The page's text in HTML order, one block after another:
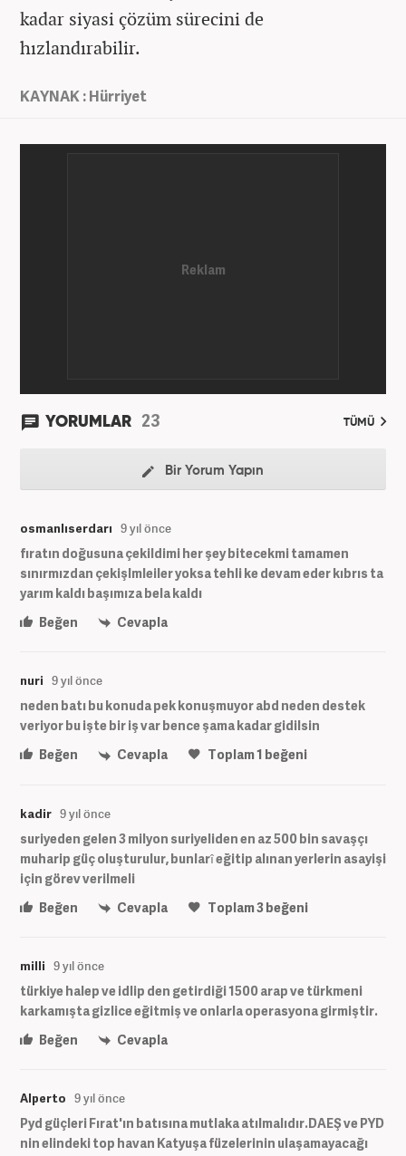
kadar siyasi çözüm sürecini de
hızlandırabilir.
KAYNAK : Hürriyet
YORUMLAR 23 TÜMÜ
Bir Yorum Yapın
osmanlıserdarı 9 yıl önce
fıratın doğusuna çekildimi her şey bitecekmi tamamen
sınırmızdan çekişlmleiler yoksa tehli ke devam eder kıbrıs ta
yarım kaldı başımıza bela kaldı
Beğen
Cevapla
nuri 9 yıl önce
neden batı bu konuda pek konuşmuyor abd neden destek
veriyor bu işte bir iş var bence şama kadar gidilsin
Beğen
Cevapla Toplam1 beğeni
kadir 9 yıl önce
suriyeden gelen 3 milyon suriyeliden en az 500 bin savaşçı
muharip güç oluşturulur, bunlarî eğitip alınan yerlerin asayişi
için görev verilmeli
Beğen
Cevapla Toplam3beğeni
milli 9 yıl önce
türkiye halep ve idlip den getirdiği 1500 arap ve türkmeni
karkamışta gizlice eğitmiş ve onlarla operasyona girmiştir.
Beğen
Cevapla
Alperto 9 yıl önce
Pyd güçleri Fırat'ın batısına mutlaka atılmalıdır.DAEŞ ve PYD
nin elindeki top havan Katyuşa füzelerinin ulaşamayacağı